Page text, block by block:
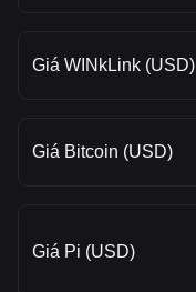
Giá WINkLink (USD)
Giá Bitcoin (USD)
Giá Pi (USD)